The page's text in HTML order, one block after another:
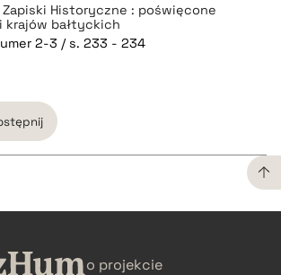
Zapiski Historyczne : poświęcone
krajów bałtyckich
2-3 / s. 233 - 234
o projekcie